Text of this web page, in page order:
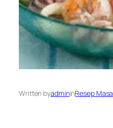
Written byadmininResep